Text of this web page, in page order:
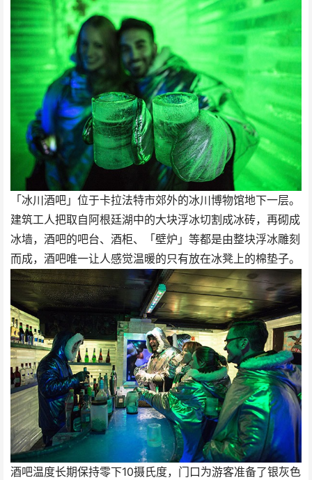
「冰川酒吧」位于卡拉法特市郊外的冰川博物馆地下一层。
建筑工人把取自阿根廷湖中的大块浮冰切割成冰砖，再砌成
冰墙，酒吧的吧台、酒柜、「壁炉」等都是由整块浮冰雕刻
而成，酒吧唯一让人感觉温暖的只有放在冰凳上的棉垫子。
酒吧温度长期保持零下10摄氏度，门口为游客准备了银灰色